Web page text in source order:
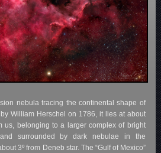
nebula tracing the continental shape of
William Herschel on 1786, it lies at about
us, belonging to a larger complex of bright
surrounded by dark nebulae in the
3º from Deneb star. The “Gulf of Mexico”